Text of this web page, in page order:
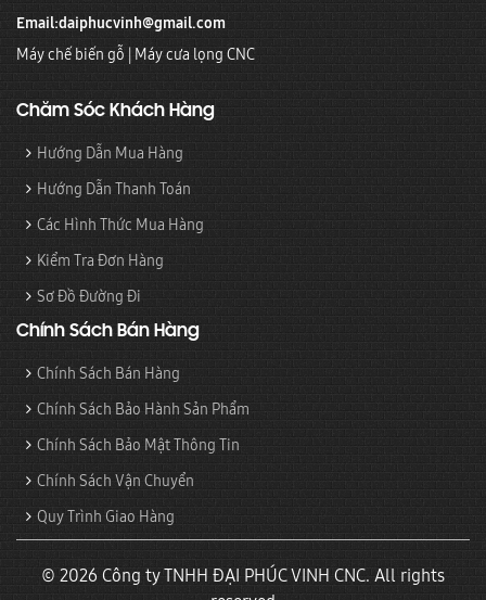
Email:daiphucvinh@gmail.com
Máy chế biến gỗ | Máy cưa lọng CNC
Chăm Sóc Khách Hàng
Hướng Dẫn Mua Hàng
Hướng Dẫn Thanh Toán
Các Hình Thức Mua Hàng
Kiểm Tra Đơn Hàng
Sơ Đồ Đường Đi
Chính Sách Bán Hàng
Chính Sách Bán Hàng
Chính Sách Bảo Hành Sản Phẩm
Chính Sách Bảo Mật Thông Tin
Chính Sách Vận Chuyển
Quy Trình Giao Hàng
© 2026 Công ty TNHH ĐẠI PHÚC VINH CNC. All rights